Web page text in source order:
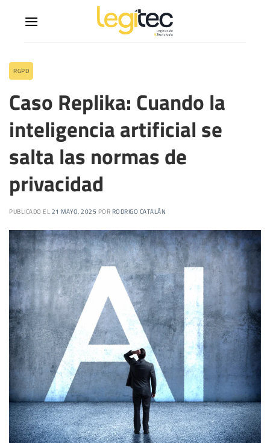
RGPD
Caso Replika: Cuando la
inteligencia artificial se
salta las normas de
privacidad
PUBLICADO EL 21 MAYO, 2025 POR RODRIGO CATALÁN